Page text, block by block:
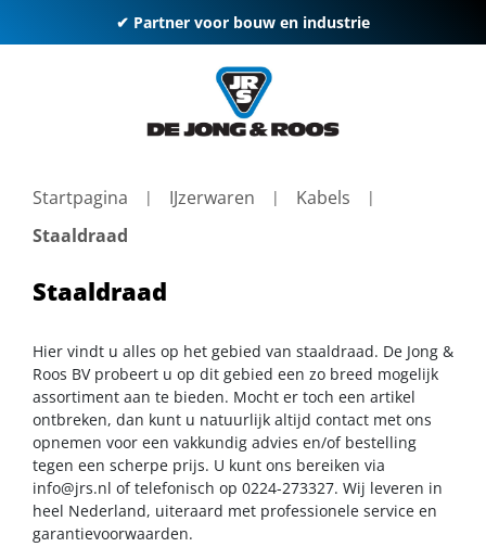
✔ Partner voor bouw en industrie
Startpagina IJzerwaren
Kabels
Staaldraad
Staaldraad
Hier vindt u alles op het gebied van staaldraad. De Jong &
Roos BV probeert u op dit gebied een zo breed mogelijk
assortiment aan te bieden. Mocht er toch een artikel
ontbreken, dan kunt u natuurlijk altijd contact met ons
opnemen voor een vakkundig advies en/of bestelling
tegen een scherpe prijs. U kunt ons bereiken via
info@jrs.nl of telefonisch op 0224-273327. Wij leveren in
heel Nederland, uiteraard met professionele service en
garantievoorwaarden.